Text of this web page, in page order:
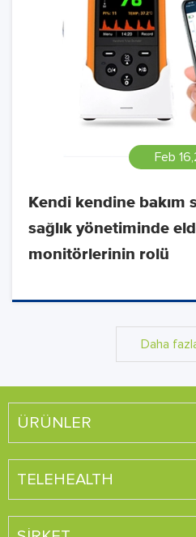
Feb
Kendi kendine bakım
sağlık yönetiminde
monitörlerinin rolü
Daha
ÜRÜNLER
TELEHEALTH